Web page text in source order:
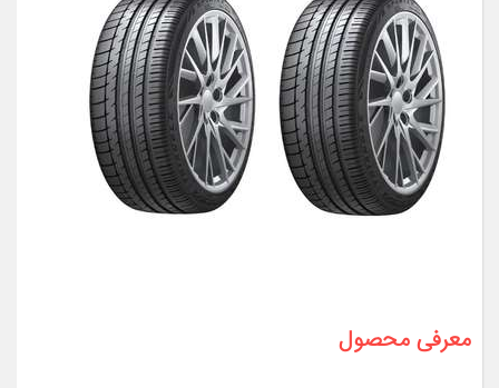
معرفی محصول